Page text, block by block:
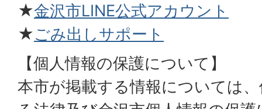
★金沢市LINE公式アカウント
★ごみ出しサポート
【個人情報の保護について】
本市が掲載する情報については